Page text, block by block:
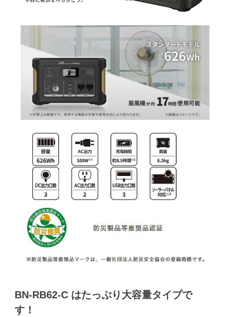
BN-RB62-C はたっぷり大容量タイプで
す！